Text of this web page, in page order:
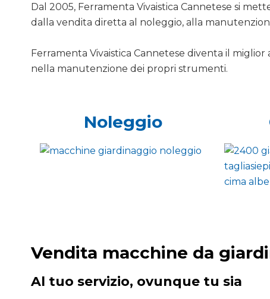
Dal 2005, Ferramenta Vivaistica Cannetese si
dalla vendita diretta al noleggio, alla
Ferramenta Vivaistica Cannetese diventa il
nella manutenzione dei propri strumenti.
Noleggio
Vendita macchine da
Al tuo servizio, ovunque tu sia